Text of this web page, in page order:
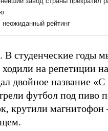
студенческие годы
на репетиции
двойное название «С
футбол под пиво
крутили